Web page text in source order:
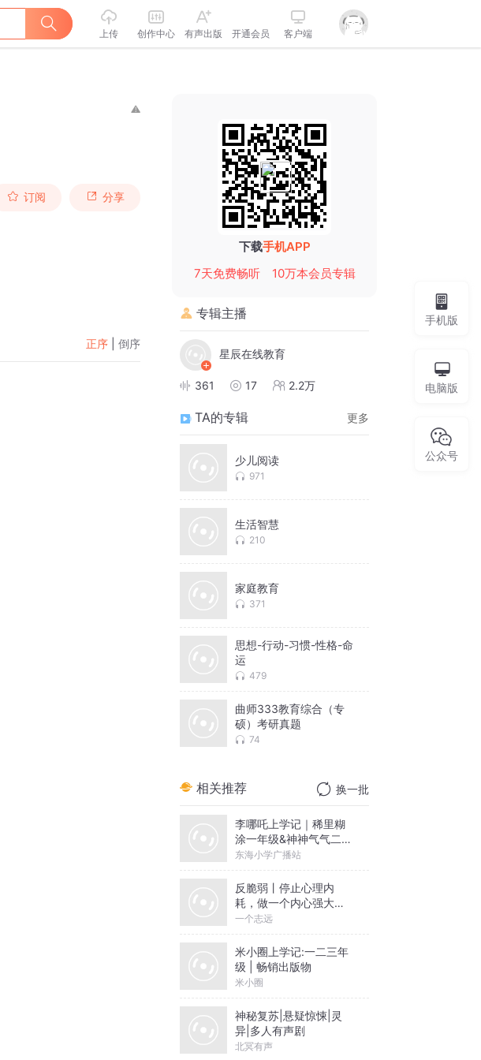
上传 创作中心 有声出版 开通会员 客户端
订阅 分享
正序 倒序
下载手机APP
7天免费畅听
10万本会员专辑
专辑主播
星辰在线教育
361 17 2.2万
TA的专辑 更多
少儿阅读
971
生活智慧
210
家庭教育
371
思想-行动-习惯-性格-命
运
479
曲师333教育综合（专
硕）考研真题
74
相关推荐 换一批
李哪吒上学记｜稀里糊
涂一年级&神神气气二年
级
东海小学广播站
反脆弱丨停止心理内
耗，做一个内心强大的
人丨一个志远演播
一个志远
米小圈上学记:一二三年
级 | 畅销出版物
米小圈
神秘复苏|悬疑惊悚|灵
异|多人有声剧
北冥有声
手机版
电脑版
公众号